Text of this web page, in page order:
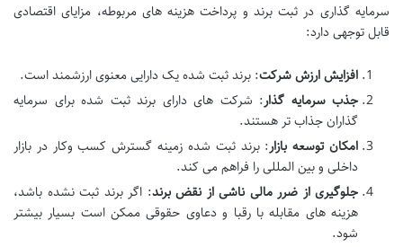
سرمایه گذاری در ثبت برند و پرداخت هزینه های مربوطه، مزایای اقتصادی
قابل توجهی دارد:
افزایش ارزش شرکت: برند ثبت شده یک دارایی معنوی ارزشمند است.
جذب سرمایه گذار: شرکت های دارای برند ثبت شده برای سرمایه
گذاران جذاب تر هستند.
امکان توسعه بازار: برند ثبت شده زمینه گسترش کسب وکار در بازار
داخلی و بین المللی را فراهم می کند.
جلوگیری از ضرر مالی ناشی از نقض برند: اگر برند ثبت نشده باشد،
هزینه های مقابله با رقبا و دعاوی حقوقی ممکن است بسیار بیشتر
شود.